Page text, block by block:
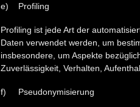
e) Profiling
Profiling ist jede Art der
Daten verwendet werden, um
insbesondere, um Aspekte
Zuverlässigkeit, Verhalten,
f) Pseudonymisierung